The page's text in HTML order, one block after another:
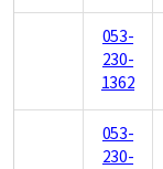
053-
230-
1362
053-
230-